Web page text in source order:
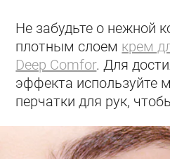
Не забудьте о нежной
плотным слоем крем
Deep Comfor. Для
эффекта используйте
перчатки для рук,